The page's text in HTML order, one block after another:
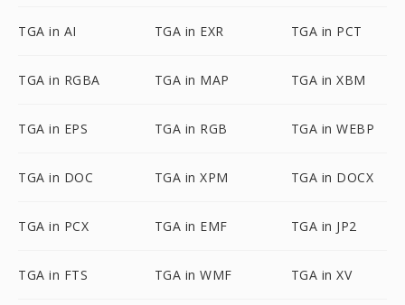
TGA in AI TGA in EXR TGA in PCT
TGA in RGBA TGA in MAP TGA in XBM
TGA in EPS TGA in RGB TGA in WEBP
TGA in DOC TGA in XPM TGA in DOCX
TGA in PCX TGA in EMF TGA in JP2
TGA in FTS TGA in WMF TGA in XV